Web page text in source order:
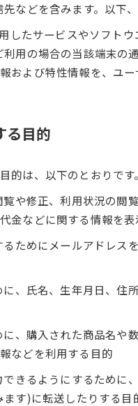
などを含みます。以下
したサービスやソフト
用の場合の当該端末の
および特性情報を、ユ
る目的
的は、以下のとおりです。
や修正、利用状況の閲
金などに関する情報を
ためにメールアドレス
、氏名、生年月日、住
、購入された商品名や
などを利用する目的
きるようにするために
す)に転送したりする目